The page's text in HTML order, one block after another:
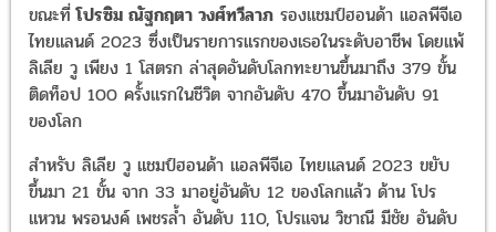
ขณะที่โปรซิม ณัฐกฤตา วงศ์ทวีลาภ รองแชมป์ฮอนด้า แอลพีจีเอ
ไทยแลนด์ 2023 ซึ่งเป็นรายการแรกของเธอในระดับอาชีพ โดยแพ้
ลิเลีย วู เพียง 1 โสตรก ล่าสุดอันดับโลกทะยานขึ้นมาถึง 379 ขั้น
ติดท็อป 100 ครั้งแรกในชีวิต จากอันดับ 470 ขึ้นมาอันดับ 91
ของโลก
สำหรับ ลิเลีย วู แชมป์ฮอนด้า แอลพีจีเอ ไทยแลนด์ 2023 ขยับ
ขึ้นมา 21 ขั้น จาก 33 มาอยู่อันดับ 12 ของโลกแล้ว ด้าน โปร
แหวน พรอนงค์ เพชรล้ำ อันดับ 110, โปรแจน วิชาณี มีชัย อันดับ